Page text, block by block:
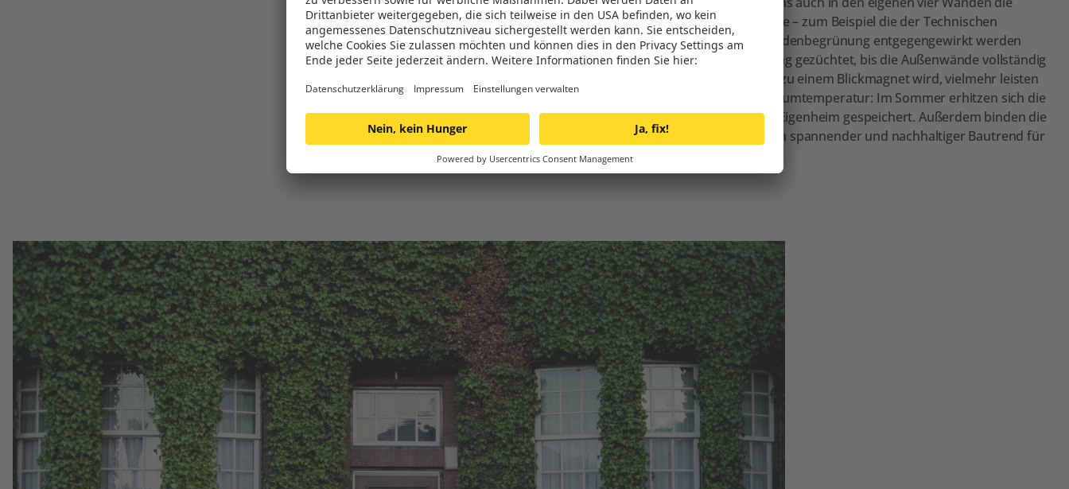
brütende Hitze quält. Glücklicherweise gibt es einige Studienergebnisse – zum Beispiel die der Technischen
Universität in Berlin – die zeigen, dass dem mit der sogenannten Fassadenbegrünung entgegengewirkt werden
kann. Dabei werden Kletterpflanzen kontrolliert die Hausmauer entlang gezüchtet, bis die Außenwände vollständig
und blickdicht begrünt sind. Das sorgt nicht nur dafür, dass das Haus zu einem Blickmagnet wird, vielmehr leisten
die Pflanzen auch einen beträchtlichen Beitrag zu einer konstanten Raumtemperatur: Im Sommer erhitzen sich die
Innenräume weniger stark und im Winter wird die Wärme im trauten Eigenheim gespeichert. Außerdem binden die
Pflanzen Staub und Schadstoffe – somit ist die Fassadenbegrünung ein spannender und nachhaltiger Bautrend für
Stadt und Land.